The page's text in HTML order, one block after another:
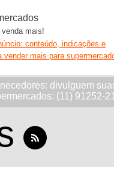
mais!
conteúdo, indicações e
vender mais para
divulguem
(11) 91252-